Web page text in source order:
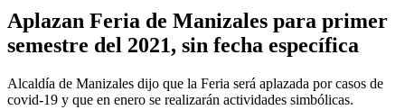
Aplazan Feria de Manizales para primer
semestre del 2021, sin fecha específica
Alcaldía de Manizales dijo que la Feria será aplazada por casos de
covid-19 y que en enero se realizarán actividades simbólicas.